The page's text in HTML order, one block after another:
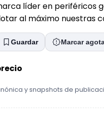
líder en periféricos
al máximo nuestras
Guardar Marcar
y snapshots de